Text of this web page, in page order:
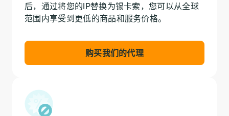
后，通过将您的IP替换为锡卡索，您可以从全球
范围内享受到更低的商品和服务价格。
购买我们的代理